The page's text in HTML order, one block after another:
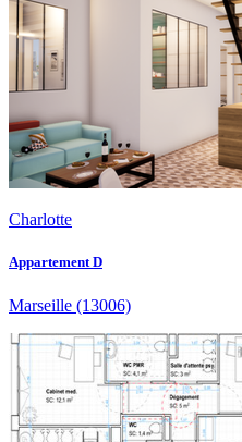
Charlotte
Appartement D
Marseille (13006)